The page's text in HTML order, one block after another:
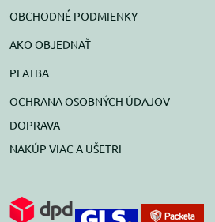
OBCHODNÉ PODMIENKY
AKO OBJEDNAŤ
PLATBA
OCHRANA OSOBNÝCH ÚDAJOV
DOPRAVA
NAKÚP VIAC A UŠETRI